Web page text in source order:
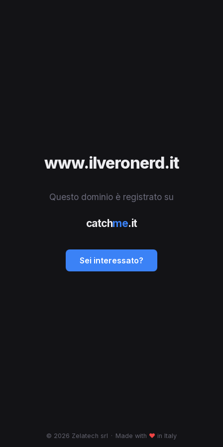
www.ilveronerd.it
Questo dominio è registrato su
catchme.it
Sei interessato?
© 2026 Zelatech srl · Made with ♥ in Italy